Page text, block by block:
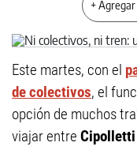
+
Este martes, con el
de colectivos, el
opción de muchos
viajar entre Cipolletti